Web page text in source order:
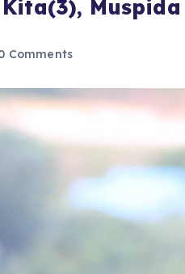
Comments